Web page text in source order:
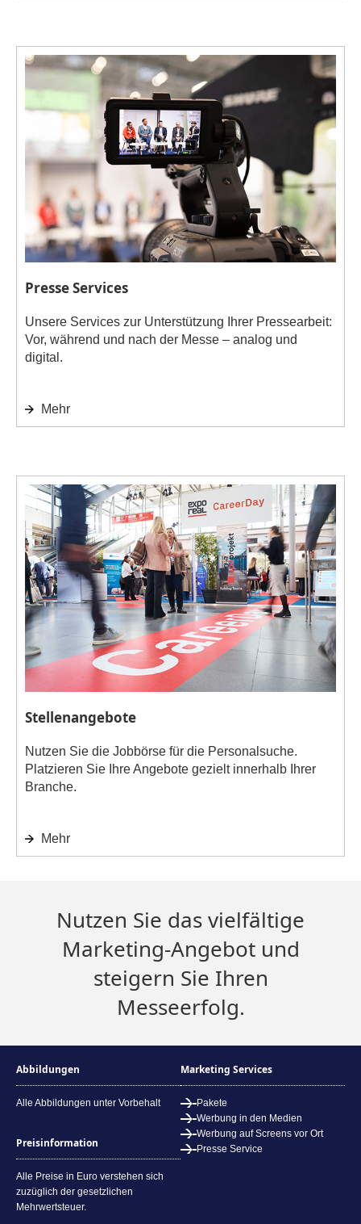
Presse Services
Unsere Services zur Unterstützung Ihrer Pressearbeit:
Vor, während und nach der Messe – analog und
digital.
Mehr
Stellenangebote
Nutzen Sie die Jobbörse für die Personalsuche.
Platzieren Sie Ihre Angebote gezielt innerhalb Ihrer
Branche.
Mehr
Nutzen Sie das vielfältige
Marketing-Angebot und
steigern Sie Ihren
Messeerfolg.
Abbildungen
Alle Abbildungen unter Vorbehalt
Preisinformation
Alle Preise in Euro verstehen sich
zuzüglich der gesetzlichen
Mehrwertsteuer.
Marketing Services
Pakete
Werbung in den Medien
Werbung auf Screens vor Ort
Presse Service